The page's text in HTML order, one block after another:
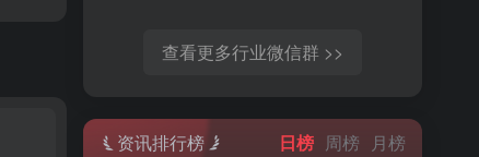
查看更多行业微信群 >>
资讯排行榜 日榜 周榜 月榜